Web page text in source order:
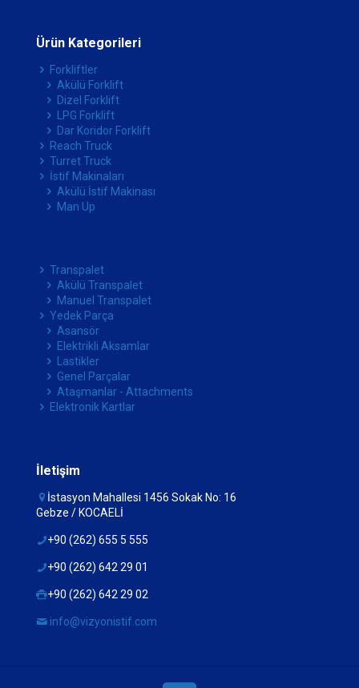
Ürün Kategorileri
Forkliftler
Akülü Forklift
Dizel Forklift
LPG Forklift
Dar Koridor Forklift
Reach Truck
Turret Truck
İstif Makinaları
Akülü İstif Makinası
Man Up
Transpalet
Akülü Transpalet
Manuel Transpalet
Yedek Parça
Asansör
Elektrikli Aksamlar
Lastikler
Genel Parçalar
Ataşmanlar - Attachments
Elektronik Kartlar
İletişim
İstasyon Mahallesi 1456 Sokak No: 16
Gebze / KOCAELİ
+90 (262) 655 5 555
+90 (262) 642 29 01
+90 (262) 642 29 02
info@vizyonistif.com